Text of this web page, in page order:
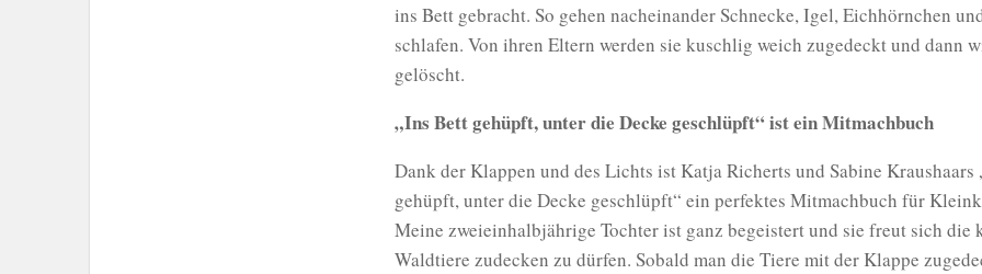
ins Bett gebracht. So gehen nacheinander Schnecke, Igel, Eichhörnchen
schlafen. Von ihren Eltern werden sie kuschlig weich zugedeckt und dann
gelöscht.
„Ins Bett gehüpft, unter die Decke geschlüpft“ ist ein Mitmachbuch
Dank der Klappen und des Lichts ist Katja Richerts und Sabine Kraushaars
gehüpft, unter die Decke geschlüpft“ ein perfektes Mitmachbuch für
Meine zweieinhalbjährige Tochter ist ganz begeistert und sie freut sich die
Waldtiere zudecken zu dürfen. Sobald man die Tiere mit der Klappe